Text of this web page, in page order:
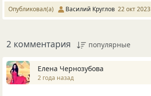
Опубликовал(а) Василий Круглов 22 окт 2023
2 комментария популярные
Елена Чернозубова
2 года назад